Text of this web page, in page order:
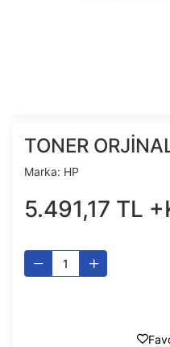
TONER
Marka: HP
5.491,17 TL